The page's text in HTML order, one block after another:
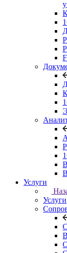
Услуги
Услуги